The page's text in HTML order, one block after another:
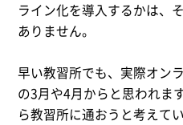
ライン化を導入するかは、
ありません。
早い教習所でも、実際オン
の3月や4月からと思われま
ら教習所に通おうと考えて